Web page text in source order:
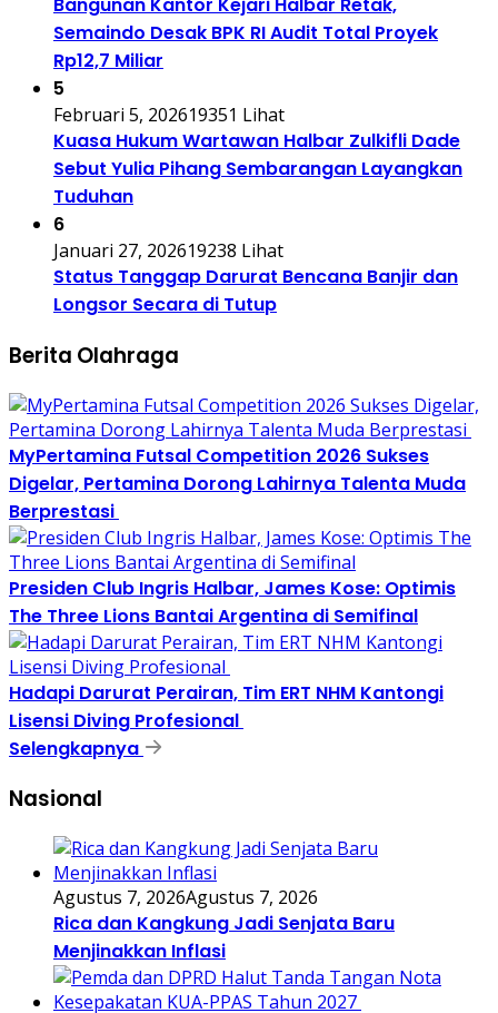
Bangunan Kantor Kejari Halbar Retak,
Semaindo Desak BPK RI Audit Total Proyek
Rp12,7 Miliar
5
Februari 5, 202619351 Lihat
Kuasa Hukum Wartawan Halbar Zulkifli Dade
Sebut Yulia Pihang Sembarangan Layangkan
Tuduhan
6
Januari 27, 202619238 Lihat
Status Tanggap Darurat Bencana Banjir dan
Longsor Secara di Tutup
Berita Olahraga
MyPertamina Futsal Competition 2026 Sukses
Digelar, Pertamina Dorong Lahirnya Talenta Muda
Berprestasi
Presiden Club Ingris Halbar, James Kose: Optimis
The Three Lions Bantai Argentina di Semifinal
Hadapi Darurat Perairan, Tim ERT NHM Kantongi
Lisensi Diving Profesional
Selengkapnya
Nasional
Agustus 7, 2026Agustus 7, 2026
Rica dan Kangkung Jadi Senjata Baru
Menjinakkan Inflasi